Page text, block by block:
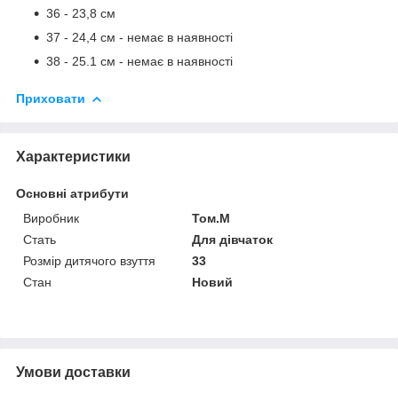
36 - 23,8 см
37 - 24,4 см - немає в наявності
38 - 25.1 см - немає в наявності
Приховати
Характеристики
Основні атрибути
Виробник
Том.М
Стать
Для дівчаток
Розмір дитячого взуття
33
Стан
Новий
Умови доставки